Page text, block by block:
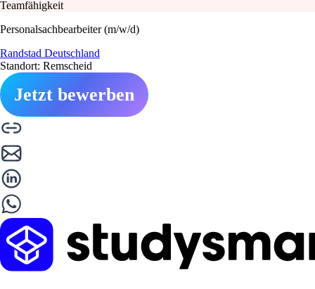
Teamfähigkeit
Personalsachbearbeiter (m/w/d)
Randstad Deutschland
Standort: Remscheid
Jetzt bewerben